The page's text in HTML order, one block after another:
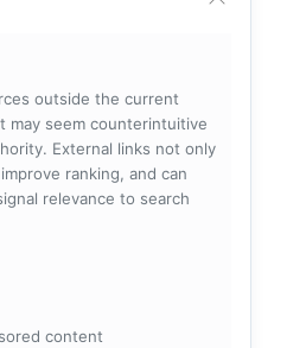
outside the current
may seem counterintuitive
External links not only
ranking, and can
relevance to search
content